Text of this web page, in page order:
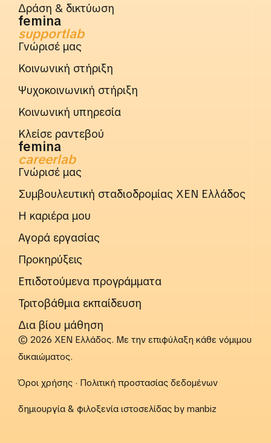
Δράση & δικτύωση
femina
supportlab
Γνώρισέ μας
Κοινωνική στήριξη
Ψυχοκοινωνική στήριξη
Κοινωνική υπηρεσία
Κλείσε ραντεβού
femina
careerlab
Γνώρισέ μας
Συμβουλευτική σταδιοδρομίας ΧΕΝ Ελλάδος
Η καριέρα μου
Αγορά εργασίας
Προκηρύξεις
Επιδοτούμενα προγράμματα
Τριτοβάθμια εκπαίδευση
Δια βίου μάθηση
© 2026 ΧΕΝ Ελλάδος. Με την επιφύλαξη κάθε νόμιμου
δικαιώματος.
Όροι χρήσης · Πολιτική προστασίας δεδομένων
δημιουργία & φιλοξενία ιστοσελίδας by manbiz